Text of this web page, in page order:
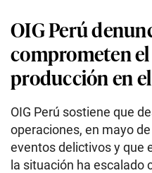
OIG Perú
comprometen el
producción en
OIG Perú sostiene que
operaciones, en mayo
eventos delictivos y que
la situación ha escalado